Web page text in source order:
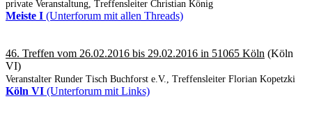
private Veranstaltung, Treffensleiter Christian König
Meiste I (Unterforum mit allen Threads)
46. Treffen vom 26.02.2016 bis 29.02.2016 in 51065 Köln (Köln
VI)
Veranstalter Runder Tisch Buchforst e.V., Treffensleiter Florian Kopetzki
Köln VI (Unterforum mit Links)